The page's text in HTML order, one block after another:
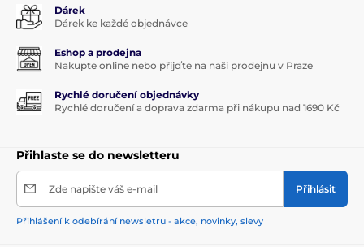
Dárek
Dárek ke každé objednávce
Eshop a prodejna
Nakupte online nebo přijďte na naši prodejnu v Praze
Rychlé doručení objednávky
Rychlé doručení a doprava zdarma při nákupu nad 1690 Kč
Přihlaste se do newsletteru
Zde napište váš e-mail Přihlásit
Přihlášení k odebírání newsletru - akce, novinky, slevy